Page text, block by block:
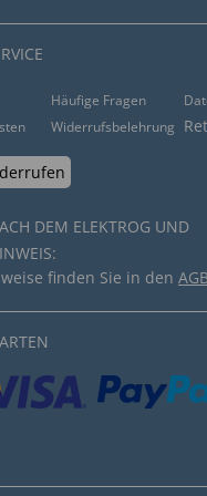
musste jedoch
(
nicht hilfreich (0)
N. vom
sitzt perfekt und ist ein
(0) nicht hilfreich (0)
K. vom 24.01.2021
Häufige Fragen
Widerrufsbelehrung
DEM ELEKTROG UND
finden Sie in den AGB